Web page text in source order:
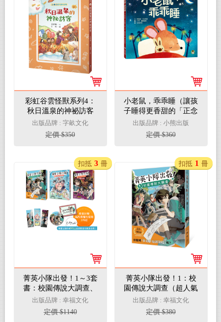
彩虹谷雲怪獸系列4：
秋日溫泉的神祕訪客
出版品牌 : 字畝文化
定價 $350
小老鼠，乖乖睡（讓孩
子睡得更香甜的「正念
睡前儀式」繪本）
出版品牌 : 小熊出版
定價 $360
菁英小隊出發！1～3套
書：校園傳說大調查、
神祕的轉學生、妖怪研
究社（套書超值加贈作
者親簽印刷透卡、勇氣
出版品牌 : 幸福文化
定價 $1140
扣抵 3 冊
菁英小隊出發！1：校
園傳說大調查（超人氣
華文作家Misa首創兒童
長篇系列小說）
出版品牌 : 幸福文化
定價 $380
扣抵 1 冊